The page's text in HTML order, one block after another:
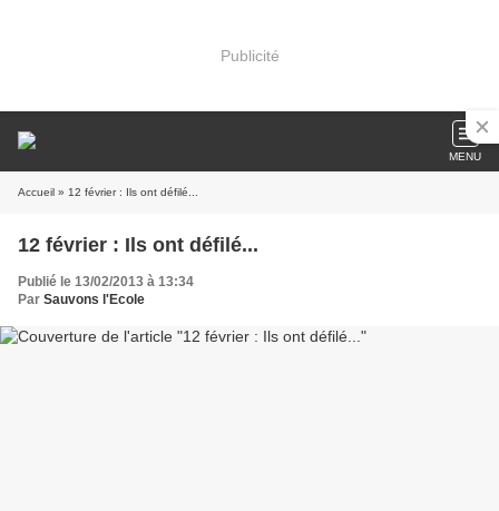
Publicité
MENU
Accueil » 12 février : Ils ont défilé...
12 février : Ils ont défilé...
Publié le 13/02/2013 à 13:34
Par Sauvons l'Ecole